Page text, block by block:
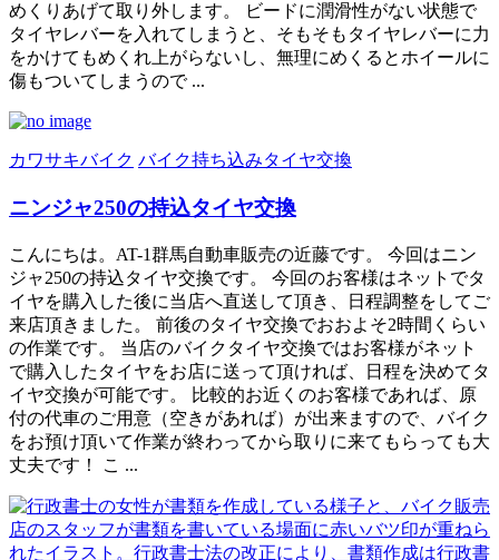
めくりあげて取り外します。 ビードに潤滑性がない状態で
タイヤレバーを入れてしまうと、そもそもタイヤレバーに力
をかけてもめくれ上がらないし、無理にめくるとホイールに
傷もついてしまうので ...
カワサキバイク バイク持ち込みタイヤ交換
ニンジャ250の持込タイヤ交換
こんにちは。AT-1群馬自動車販売の近藤です。 今回はニン
ジャ250の持込タイヤ交換です。 今回のお客様はネットでタ
イヤを購入した後に当店へ直送して頂き、日程調整をしてご
来店頂きました。 前後のタイヤ交換でおおよそ2時間くらい
の作業です。 当店のバイクタイヤ交換ではお客様がネット
で購入したタイヤをお店に送って頂ければ、日程を決めてタ
イヤ交換が可能です。 比較的お近くのお客様であれば、原
付の代車のご用意（空きがあれば）が出来ますので、バイク
をお預け頂いて作業が終わってから取りに来てもらっても大
丈夫です！ こ ...